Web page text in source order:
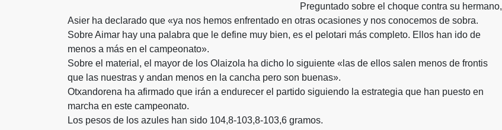
Preguntado sobre el choque contra su hermano,
Asier ha declarado que «ya nos hemos enfrentado en otras ocasiones y nos conocemos de sobra.
Sobre Aimar hay una palabra que le define muy bien, es el pelotari más completo. Ellos han ido de
menos a más en el campeonato».
Sobre el material, el mayor de los Olaizola ha dicho lo siguiente «las de ellos salen menos de frontis
que las nuestras y andan menos en la cancha pero son buenas».
Otxandorena ha afirmado que irán a endurecer el partido siguiendo la estrategia que han puesto en
marcha en este campeonato.
Los pesos de los azules han sido 104,8-103,8-103,6 gramos.